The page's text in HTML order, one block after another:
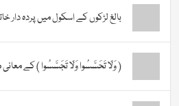
بالغ لڑکوں کے اسکول میں پردہ دار
( وَلَا تَحَسَّسُوا وَلَا تَجَسَّسُوا ) کے